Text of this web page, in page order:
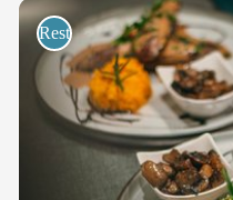
Restaurants